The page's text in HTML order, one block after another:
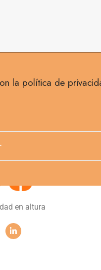
la política de
en altura